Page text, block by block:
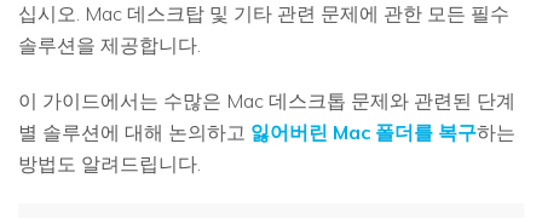
십시오. Mac 데스크탑 및 기타 관련 문제에 관한 모든 필수
솔루션을 제공합니다.
이 가이드에서는 수많은 Mac 데스크톱 문제와 관련된 단계
별 솔루션에 대해 논의하고 잃어버린 Mac 폴더를 복구하는
방법도 알려드립니다.